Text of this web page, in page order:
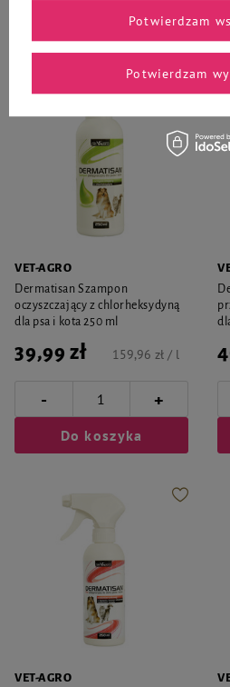
Do koszyka
VET-AGRO
Dermatisan Szampon
oczyszczający z chlorheksydyną
dla psa i kota 250 ml
39,99 zł 159,96 zł / l
- +
Do koszyka
VET-AGRO
Potwierdzam
Potwierdzam